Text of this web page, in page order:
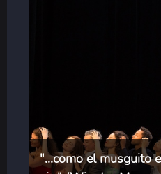
"...como el musguito